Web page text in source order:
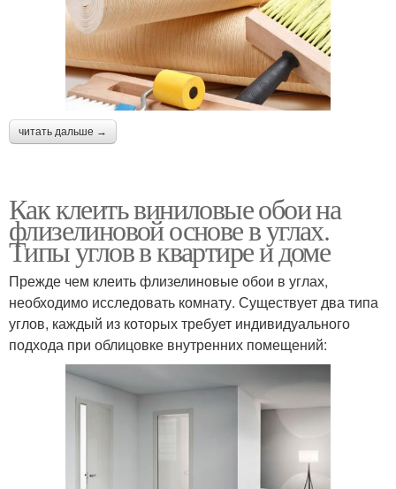
читать дальше →
Как клеить виниловые обои на
флизелиновой основе в углах.
Типы углов в квартире и доме
Прежде чем клеить флизелиновые обои в углах,
необходимо исследовать комнату. Существует два типа
углов, каждый из которых требует индивидуального
подхода при облицовке внутренних помещений: